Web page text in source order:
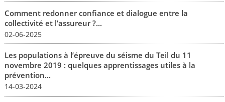
Comment redonner confiance et dialogue entre la
collectivité et l’assureur ?...
02-06-2025
Les populations à l’épreuve du séisme du Teil du 11
novembre 2019 : quelques apprentissages utiles à la
prévention...
14-03-2024